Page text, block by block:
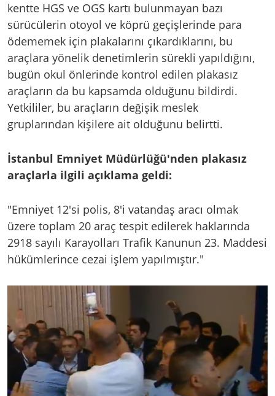
kentte HGS ve OGS kartı bulunmayan bazı
sürücülerin otoyol ve köprü geçişlerinde para
ödememek için plakalarını çıkardıklarını, bu
araçlara yönelik denetimlerin sürekli yapıldığını,
bugün okul önlerinde kontrol edilen plakasız
araçların da bu kapsamda olduğunu bildirdi.
Yetkililer, bu araçların değişik meslek
gruplarından kişilere ait olduğunu belirtti.
İstanbul Emniyet Müdürlüğü'nden plakasız
araçlarla ilgili açıklama geldi:
"Emniyet 12'si polis, 8'i vatandaş aracı olmak
üzere toplam 20 araç tespit edilerek haklarında
2918 sayılı Karayolları Trafik Kanunun 23. Maddesi
hükümlerince cezai işlem yapılmıştır."